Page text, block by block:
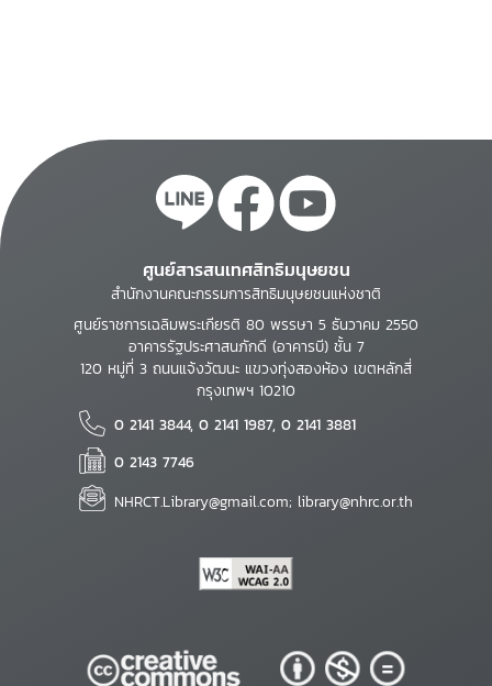
ศูนย์สารสนเทศสิทธิมนุษยชน
สำนักงานคณะกรรมการสิทธิมนุษยชนแห่งชาติ
ศูนย์ราชการเฉลิมพระเกียรติ 80 พรรษา 5 ธันวาคม 2550
อาคารรัฐประศาสนภักดี (อาคารบี) ชั้น 7
120 หมู่ที่ 3 ถนนแจ้งวัฒนะ แขวงทุ่งสองห้อง เขตหลักสี่
กรุงเทพฯ 10210
0 2141 3844, 0 2141 1987, 0 2141 3881
0 2143 7746
NHRCT.Library@gmail.com; library@nhrc.or.th